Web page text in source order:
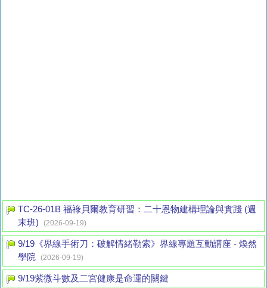
TC-26-01B 福祿貝爾教育研習：二十恩物建構理論與實踐 (週
末班)
(2026-09-19)
9/19《界線手術刀：破解情緒勒索》界線專題互動講座 - 煥然
學院
(2026-09-19)
9/19紫微斗數及二宮健康是命運的關鍵